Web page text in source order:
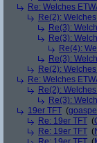
Re: Welches
Re(2):
Re(3):
Re(3):
Re(4):
Re(3):
Re(2):
Re: Welches
Re(2):
Re(3):
19er TFT (
Re: 19er TFT (
Re: 19er TFT (